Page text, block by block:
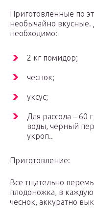
Приготовленные по
необычайно вкусные.
необходимо:
2 кг помидор;
чеснок;
уксус;
Для рассола – 60
воды, черный
укроп..
Приготовление:
Все тщательно
плодоножка, в каждую
чеснок, аккуратно